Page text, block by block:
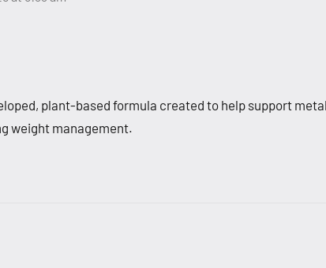
plant-based formula created to help support
weight management.